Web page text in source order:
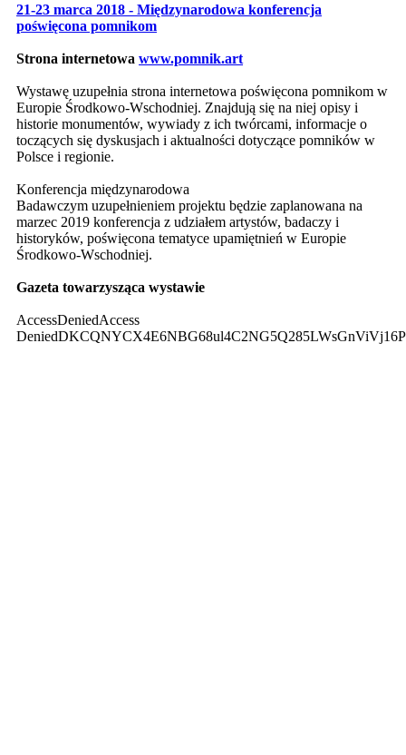
21-23 marca 2018 - Międzynarodowa konferencja
poświęcona pomnikom
Strona internetowa www.pomnik.art
Wystawę uzupełnia strona internetowa poświęcona pomnikom w
Europie Środkowo-Wschodniej. Znajdują się na niej opisy i
historie monumentów, wywiady z ich twórcami, informacje o
toczących się dyskusjach i aktualności dotyczące pomników w
Polsce i regionie.
Konferencja międzynarodowa
Badawczym uzupełnieniem projektu będzie zaplanowana na
marzec 2019 konferencja z udziałem artystów, badaczy i
historyków, poświęcona tematyce upamiętnień w Europie
Środkowo-Wschodniej.
Gazeta towarzysząca wystawie